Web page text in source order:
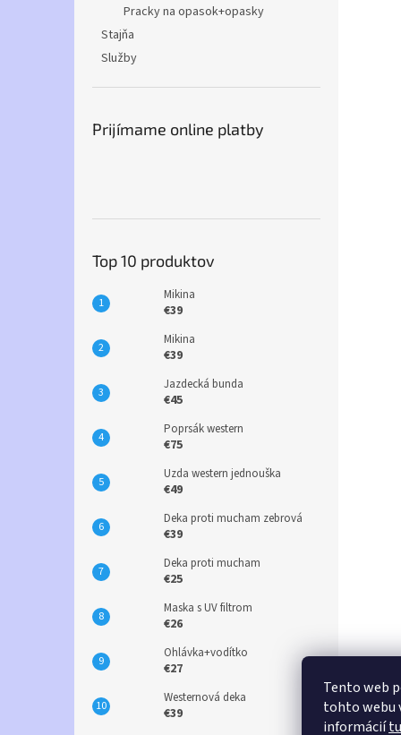
Tento web
tohto webu
informáciítu
Pracky na opasok+opasky
Stajňa
Služby
Prijímame online platby
Top 10 produktov
Mikina
€39
Mikina
€39
Jazdecká bunda
€45
Poprsák western
€75
Uzda western jednouška
€49
Deka proti mucham zebrová
€39
Deka proti mucham
€25
Maska s UV filtrom
€26
Ohlávka+vodítko
€27
Westernová deka
€39